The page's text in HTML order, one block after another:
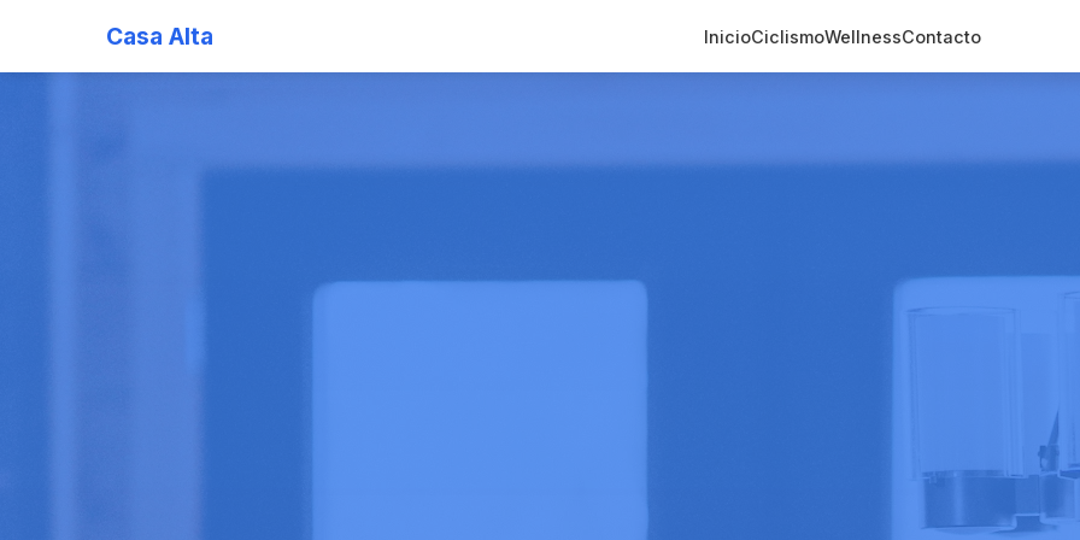
Casa Alta InicioCiclismoWellnessContacto